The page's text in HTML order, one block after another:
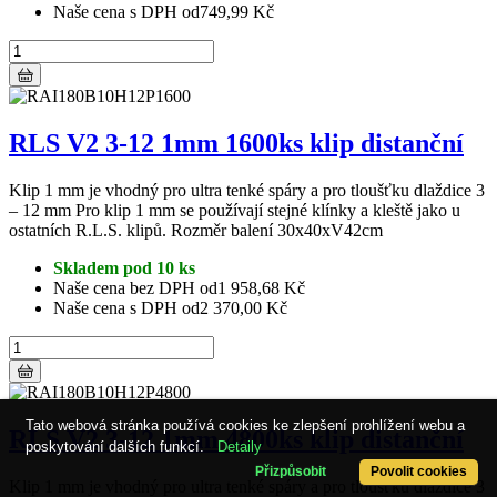
Naše cena s DPH od749,99 Kč
RLS V2 3-12 1mm 1600ks klip distanční
Klip 1 mm je vhodný pro ultra tenké spáry a pro tloušťku dlaždice 3
– 12 mm Pro klip 1 mm se používají stejné klínky a kleště jako u
ostatních R.L.S. klipů. Rozměr balení 30x40xV42cm
Skladem pod 10 ks
Naše cena bez DPH od1 958,68 Kč
Naše cena s DPH od2 370,00 Kč
RLS V2 3-12 1mm 4800ks klip distanční
Klip 1 mm je vhodný pro ultra tenké spáry a pro tloušťku dlaždice 3
Tato webová stránka používá cookies ke zlepšení prohlížení webu a
poskytování dalších funkcí.
Detaily
Povolit cookies
Přizpůsobit